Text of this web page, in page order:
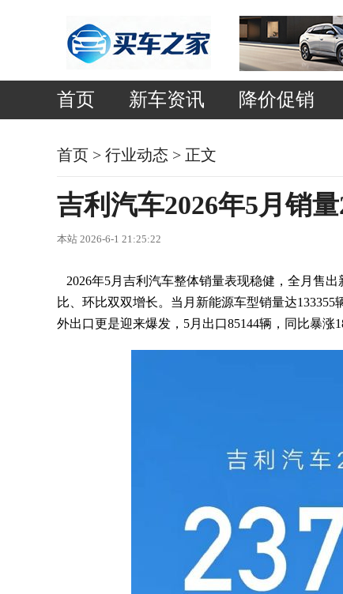
首页 新车资讯 降价促销
首页 > 行业动态 > 正文
吉利汽车2026年5月销
本站 2026-6-1 21:25:22
2026年5月吉利汽车整体销量表现稳健，全月售
比、环比双双增长。当月新能源车型销量达
外出口更是迎来爆发，5月出口85144辆，同比暴涨